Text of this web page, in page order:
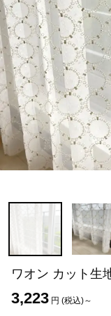
ワオン カット生
3,223 円 (税込)～